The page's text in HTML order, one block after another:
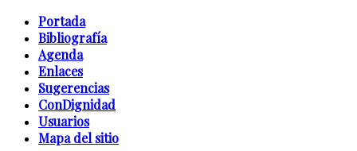
Portada
Bibliografía
Agenda
Enlaces
Sugerencias
ConDignidad
Usuarios
Mapa del sitio